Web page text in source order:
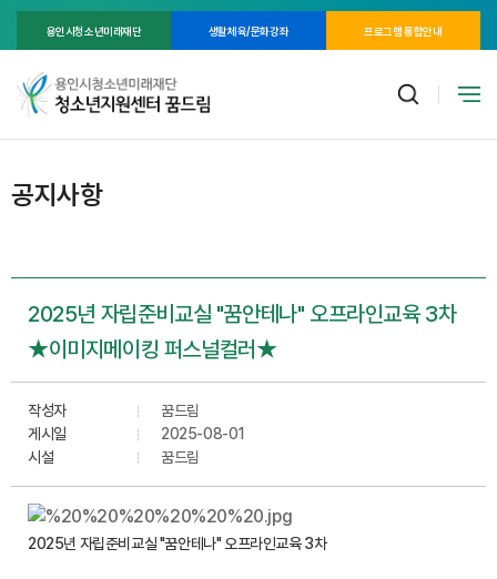
용인시청소년미래재단 생활체육/문화강좌 프로그램 통합안내
공지사항
2025년 자립준비교실 "꿈안테나" 오프라인교육 3차
★이미지메이킹 퍼스널컬러★
작성자
꿈드림
게시일
2025-08-01
시설
꿈드림
2025년 자립준비교실 "꿈안테나" 오프라인교육 3차